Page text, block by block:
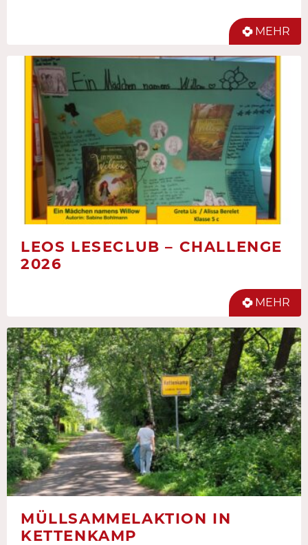
MEHR
LEOS LESECLUB – CHALLENGE
2026
MEHR
MÜLLSAMMELAKTION IN
KETTENKAMP